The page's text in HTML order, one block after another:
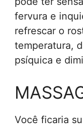
fervura e
refrescar o
temperatura,
psíquica e
Você ficaria